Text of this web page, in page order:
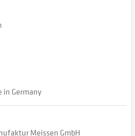
in Germany
Meissen GmbH